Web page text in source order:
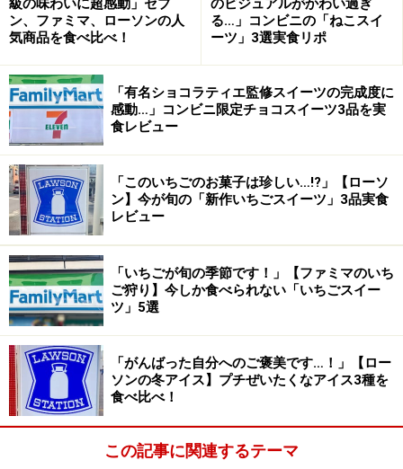
イレブン限定。ほかでは購入できない特別感も魅力で
す。1個413円とかなり高価格帯ですが、クリーミーなア
イスとサクサクのワッフルコーンのぜいたくな組み合わ
せを楽しむことができます。
半分にカットしてみると、鉄観音ミルクティーアイスがぎっ
しり。茶葉のおいしさを楽しめる上品な味わいです
ひと口食べると、茶葉の風味がふんわり広がる上品な甘
さが絶品。香ばしくサックサクのワッフルコーンの中に
は、鉄観音ミルクティーアイスがぜいたくにぎっしり詰
まっています。
筆者は正直、「413円は高すぎるのでは……」と思ってい
ましたが、まるでアイスクリーム専門店のようなクオリ
級の味わいに超感動」セブ
ン、ファミマ、ローソンの人
気商品を食べ比べ！
のビジュアルがかわい過ぎ
る…」コンビニの「ねこスイ
ーツ」3選実食リポ
「有名ショコラティエ監修スイーツの完成度に
感動…」コンビニ限定チョコスイーツ3品を実
食レビュー
「このいちごのお菓子は珍しい…!?」【ローソ
ン】今が旬の「新作いちごスイーツ」3品実食
レビュー
「いちごが旬の季節です！」【ファミマのいち
ご狩り】今しか食べられない「いちごスイー
ツ」5選
「がんばった自分へのご褒美です…！」【ロー
ソンの冬アイス】プチぜいたくなアイス3種を
食べ比べ！
この記事に関連するテーマ